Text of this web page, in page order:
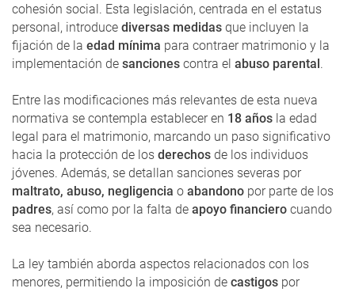
cohesión social. Esta legislación, centrada en el estatus
personal, introduce diversas medidas que incluyen la
fijación de la edad mínima para contraer matrimonio y la
implementación de sanciones contra el abuso parental .
Entre las modificaciones más relevantes de esta nueva
normativa se contempla establecer en 18 años la edad
legal para el matrimonio, marcando un paso significativo
hacia la protección de los derechos de los individuos
jóvenes. Además, se detallan sanciones severas por
maltrato, abuso, negligencia o abandono por parte de los
padres, así como por la falta de apoyo financiero cuando
sea necesario.
La ley también aborda aspectos relacionados con los
menores, permitiendo la imposición de castigos por